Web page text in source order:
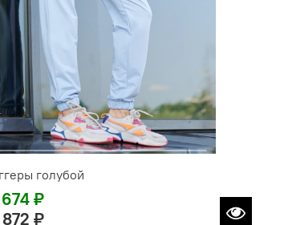
голубой
₽
872 ₽